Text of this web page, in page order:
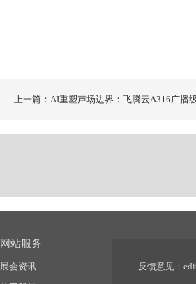
上一篇：AI重塑声场边界：飞腾云A316广播
网站服务
展会资讯
反馈意见：